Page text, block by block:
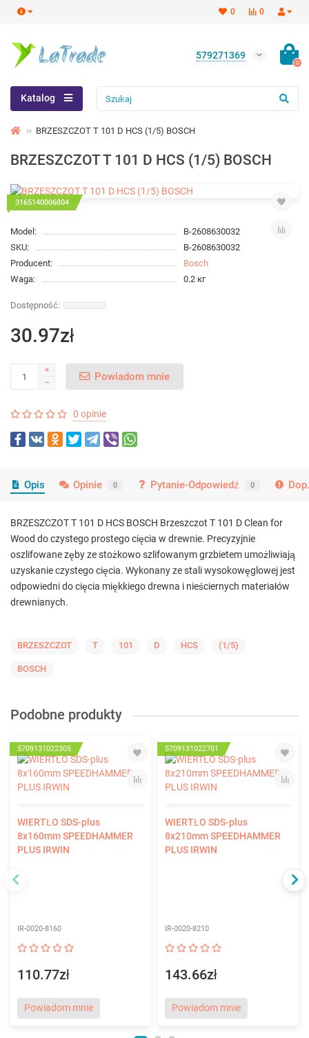
0
0
579271369
0
Katalog
BRZESZCZOT T 101 D HCS (1/5) BOSCH
BRZESZCZOT T 101 D HCS (1/5) BOSCH
3165140006804
Model:
B-2608630032
SKU:
B-2608630032
Producent:
Bosch
Waga:
0.2 кг
30.97zł
Powiadom mnie
0 opinie
Opis Opinie 0 Pytanie-Odpowiedź 0
BRZESZCZOT T 101 D HCS BOSCH Brzeszczot T 101 D Clean for
Wood do czystego prostego cięcia w drewnie. Precyzyjnie
oszlifowane zęby ze stożkowo szlifowanym grzbietem umożliwiają
uzyskanie czystego cięcia. Wykonany ze stali wysokowęglowej jest
odpowiedni do cięcia miękkiego drewna i nieściernych materiałów
drewnianych.
BRZESZCZOT T 101 D HCS (1/5)
BOSCH
Podobne produkty
5709131022305
WIERTŁO SDS-plus
8x160mm SPEEDHAMMER
PLUS IRWIN
IR-0020-8160
110.77zł
Powiadom mnie
5709131022701
WIERTŁO SDS-plus
8x210mm SPEEDHAMMER
PLUS IRWIN
IR-0020-8210
143.66zł
Powiadom mnie